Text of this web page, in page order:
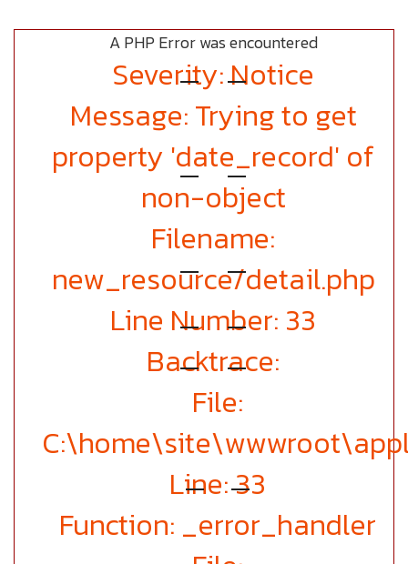
A PHP Error was encountered
Severity: Notice
Message: Trying to get
property 'date_record' of
non-object
Filename:
new_resource/detail.php
Line Number: 33
Backtrace:
File:
Line: 33
Function: _error_handler